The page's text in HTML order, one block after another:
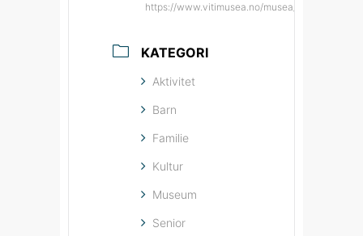
https://www.vitimusea.no/musea/sunnmoere-
KATEGORI
Aktivitet
Barn
Familie
Kultur
Museum
Senior